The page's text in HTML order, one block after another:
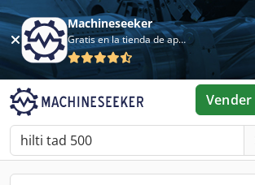
Machineseeker
Gratis en la tienda de aplicaciones
Vender